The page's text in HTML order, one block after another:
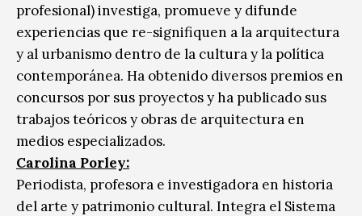
profesional) investiga, promueve y difunde
experiencias que re-signifiquen a la arquitectura
y al urbanismo dentro de la cultura y la política
contemporánea. Ha obtenido diversos premios en
concursos por sus proyectos y ha publicado sus
trabajos teóricos y obras de arquitectura en
medios especializados.
Carolina Porley:
Periodista, profesora e investigadora en historia
del arte y patrimonio cultural. Integra el Sistema